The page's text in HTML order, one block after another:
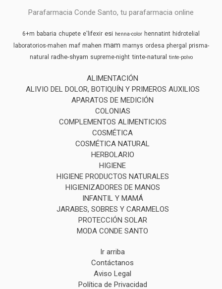
Parafarmacia Conde Santo, tu parafarmacia online
6+m babaria chupete e'lifexir esi henna-color hennatint hidrotelial
laboratorios-mahen maf mahen mam marnys ordesa phergal prisma-
natural radhe-shyam supreme-night tinte-natural tinte-polvo
ALIMENTACIÓN
ALIVIO DEL DOLOR, BOTIQUÍN Y PRIMEROS AUXILIOS
APARATOS DE MEDICIÓN
COLONIAS
COMPLEMENTOS ALIMENTICIOS
COSMÉTICA
COSMÉTICA NATURAL
HERBOLARIO
HIGIENE
HIGIENE PRODUCTOS NATURALES
HIGIENIZADORES DE MANOS
INFANTIL Y MAMÁ
JARABES, SOBRES Y CARAMELOS
PROTECCIÓN SOLAR
MODA CONDE SANTO
Ir arriba
Contáctanos
Aviso Legal
Política de Privacidad